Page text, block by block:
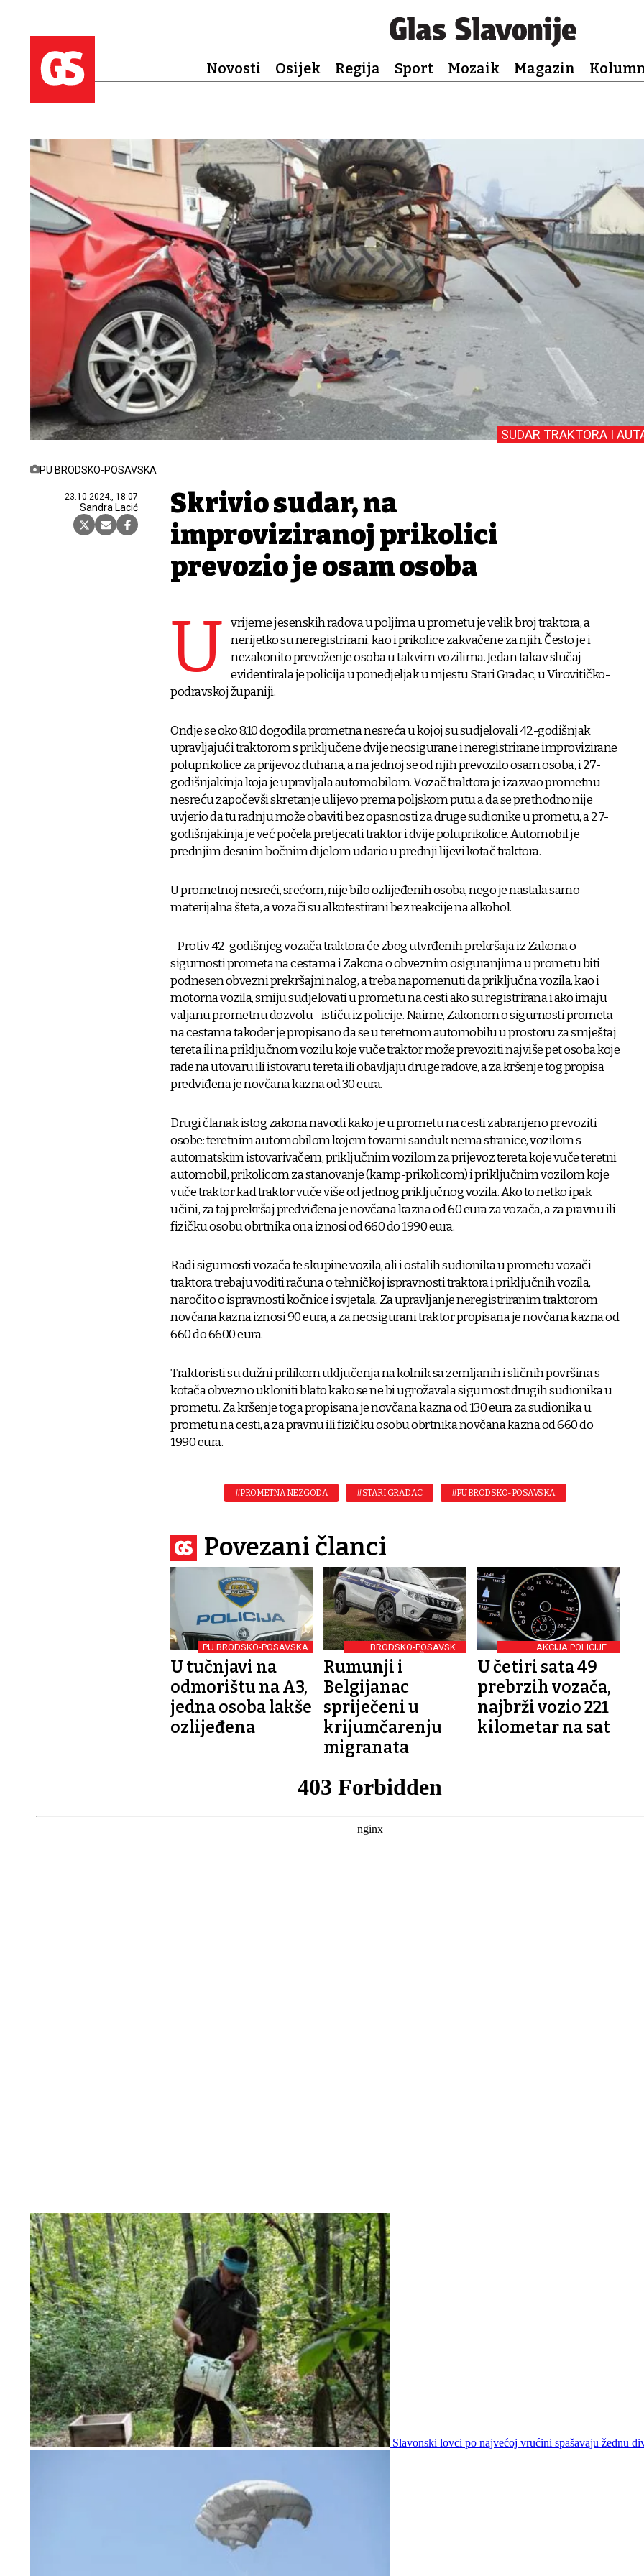
Novosti Osijek Regija Sport Mozaik Magazin
PU BRODSKO-POSAVSKA
23.10.2024., 18:07
Sandra Lacić
SUDAR TRAKTORA I
Skrivio sudar, na
improviziranoj prikolici
prevozio je osam osoba
U vrijeme jesenskih radova u poljima u prometu je velik broj traktora, a
nerijetko su neregistrirani, kao i prikolice zakvačene za njih. Često je i
nezakonito prevoženje osoba u takvim vozilima. Jedan takav slučaj
evidentirala je policija u ponedjeljak u mjestu Stari Gradac, u Virovitičko-
podravskoj županiji.
Ondje se oko 8.10 dogodila prometna nesreća u kojoj su sudjelovali 42-godišnjak
upravljajući traktorom s priključene dvije neosigurane i neregistrirane improvizirane
poluprikolice za prijevoz duhana, a na jednoj se od njih prevozilo osam osoba, i 27-
godišnjakinja koja je upravljala automobilom. Vozač traktora je izazvao prometnu
nesreću započevši skretanje ulijevo prema poljskom putu a da se prethodno nije
uvjerio da tu radnju može obaviti bez opasnosti za druge sudionike u prometu, a 27-
godišnjakinja je već počela pretjecati traktor i dvije poluprikolice. Automobil je
prednjim desnim bočnim dijelom udario u prednji lijevi kotač traktora.
U prometnoj nesreći, srećom, nije bilo ozlijeđenih osoba, nego je nastala samo
materijalna šteta, a vozači su alkotestirani bez reakcije na alkohol.
- Protiv 42-godišnjeg vozača traktora će zbog utvrđenih prekršaja iz Zakona o
sigurnosti prometa na cestama i Zakona o obveznim osiguranjima u prometu biti
podnesen obvezni prekršajni nalog, a treba napomenuti da priključna vozila, kao i
motorna vozila, smiju sudjelovati u prometu na cesti ako su registrirana i ako imaju
valjanu prometnu dozvolu - ističu iz policije. Naime, Zakonom o sigurnosti prometa
na cestama također je propisano da se u teretnom automobilu u prostoru za smještaj
tereta ili na priključnom vozilu koje vuče traktor može prevoziti najviše pet osoba koje
rade na utovaru ili istovaru tereta ili obavljaju druge radove, a za kršenje tog propisa
predviđena je novčana kazna od 30 eura.
Drugi članak istog zakona navodi kako je u prometu na cesti zabranjeno prevoziti
osobe: teretnim automobilom kojem tovarni sanduk nema stranice, vozilom s
automatskim istovarivačem, priključnim vozilom za prijevoz tereta koje vuče teretni
automobil, prikolicom za stanovanje (kamp-prikolicom) i priključnim vozilom koje
vuče traktor kad traktor vuče više od jednog priključnog vozila. Ako to netko ipak
učini, za taj prekršaj predviđena je novčana kazna od 60 eura za vozača, a za pravnu ili
fizičku osobu obrtnika ona iznosi od 660 do 1990 eura.
Radi sigurnosti vozača te skupine vozila, ali i ostalih sudionika u prometu vozači
traktora trebaju voditi računa o tehničkoj ispravnosti traktora i priključnih vozila,
naročito o ispravnosti kočnice i svjetala. Za upravljanje neregistriranim traktorom
novčana kazna iznosi 90 eura, a za neosigurani traktor propisana je novčana kazna od
660 do 6600 eura.
Traktoristi su dužni prilikom uključenja na kolnik sa zemljanih i sličnih površina s
kotača obvezno ukloniti blato kako se ne bi ugrožavala sigurnost drugih sudionika u
prometu. Za kršenje toga propisana je novčana kazna od 130 eura za sudionika u
prometu na cesti, a za pravnu ili fizičku osobu obrtnika novčana kazna od 660 do
1990 eura.
#PROMETNA NEZGODA #STARI GRADAC #PU BRODSKO-POSAVSKA
Povezani članci
PU BRODSKO-POSAVSKA
U tučnjavi na
odmorištu na A3,
jedna osoba lakše
ozlijeđena
BRODSKO-POSAVSKA
ŽUPANIJA
Rumunji i
Belgijanac
spriječeni u
krijumčarenju
migranata
AKCIJA POLICIJE U
BRODSKOM KRAJU
U četiri sata 49
prebrzih vozača,
najbrži vozio 221
kilometar na sat
Slavonski lovci po najvećoj vrućini spašavaju žednu